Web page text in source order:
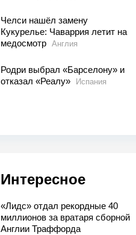
Челси нашёл замену
Кукурелье: Чаваррия летит на
медосмотр Англия
Родри выбрал «Барселону» и
отказал «Реалу»
Испания
Интересное
«Лидс» отдал рекордные 40
миллионов за вратаря сборной
Англии Траффорда